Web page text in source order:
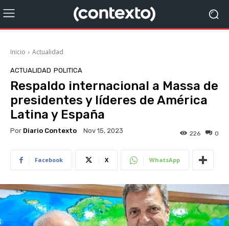
Inicio Actualidad
ACTUALIDAD POLITICA
Respaldo internacional a Massa de
presidentes y líderes de América
Latina y España
Por Diario Contexto Nov 15, 2023 0
226
Facebook X WhatsApp